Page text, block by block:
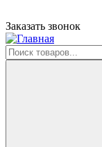
Заказать звонок